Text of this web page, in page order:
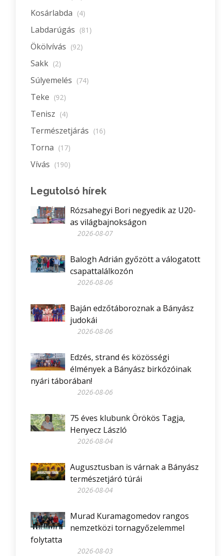
Kosárlabda (4)
Labdarúgás (81)
Ökölvívás (92)
Sakk (2)
Súlyemelés (74)
Teke (92)
Tenisz (4)
Természetjárás (16)
Torna (17)
Vívás (190)
Legutolsó hírek
Rózsahegyi Bori negyedik az U20-
as világbajnokságon
2026-08-07
Balogh Adrián győzött a válogatott
csapattalálkozón
2026-08-06
Baján edzőtáboroznak a Bányász
judokái
2026-08-06
Edzés, strand és közösségi
élmények a Bányász birkózóinak
nyári táborában!
2026-08-06
75 éves klubunk Örökös Tagja,
Henyecz László
2026-08-04
Augusztusban is várnak a Bányász
természetjáró túrái
2026-08-04
Murad Kuramagomedov rangos
nemzetközi tornagyőzelemmel
folytatta
2026-08-03